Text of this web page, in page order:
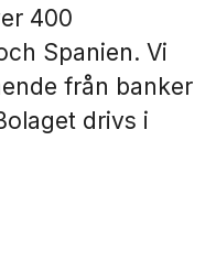
400
Spanien. Vi
från banker
drivs i